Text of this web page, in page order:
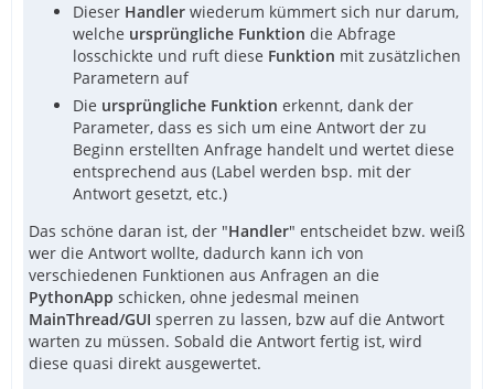
Dieser Handler wiederum kümmert sich nur darum,
welche ursprüngliche Funktion die Abfrage
losschickte und ruft diese Funktion mit zusätzlichen
Parametern auf
Die ursprüngliche Funktion erkennt, dank der
Parameter, dass es sich um eine Antwort der zu
Beginn erstellten Anfrage handelt und wertet diese
entsprechend aus (Label werden bsp. mit der
Antwort gesetzt, etc.)
Das schöne daran ist, der "Handler" entscheidet bzw. weiß
wer die Antwort wollte, dadurch kann ich von
verschiedenen Funktionen aus Anfragen an die
PythonApp schicken, ohne jedesmal meinen
MainThread/GUI sperren zu lassen, bzw auf die Antwort
warten zu müssen. Sobald die Antwort fertig ist, wird
diese quasi direkt ausgewertet.